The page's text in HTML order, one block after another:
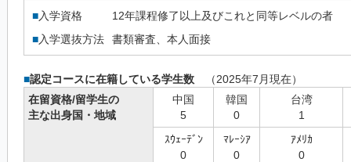
■入学資格
12年課程修了以上及びこれと同等レベルの者
■入学選抜方法 書類審査、本人面接
■認定コースに在籍している学生数 （2025年7月現在）
在留資格/留学生の
主な出身国・地域
中国
5
韓国
0
台湾
1
ｽｳｪｰﾃﾞﾝ
0
ﾏﾚｰｼｱ
0
ｱﾒﾘｶ
0